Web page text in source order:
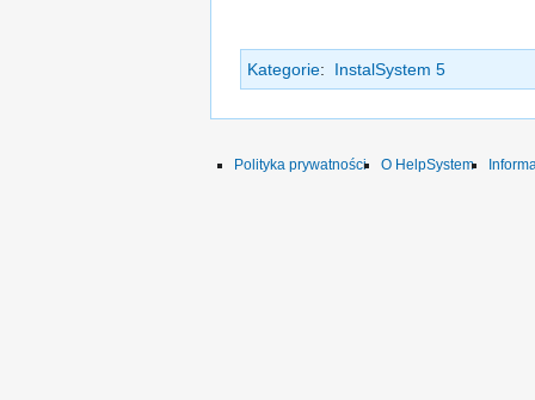
Kategorie: InstalSystem 5
Polityka prywatności O HelpSystem